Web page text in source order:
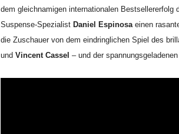
dem gleichnamigen internationalen Bestsellererfolg
Suspense-Spezialist Daniel Espinosa einen
die Zuschauer von dem eindringlichen Spiel des
und Vincent Cassel – und der